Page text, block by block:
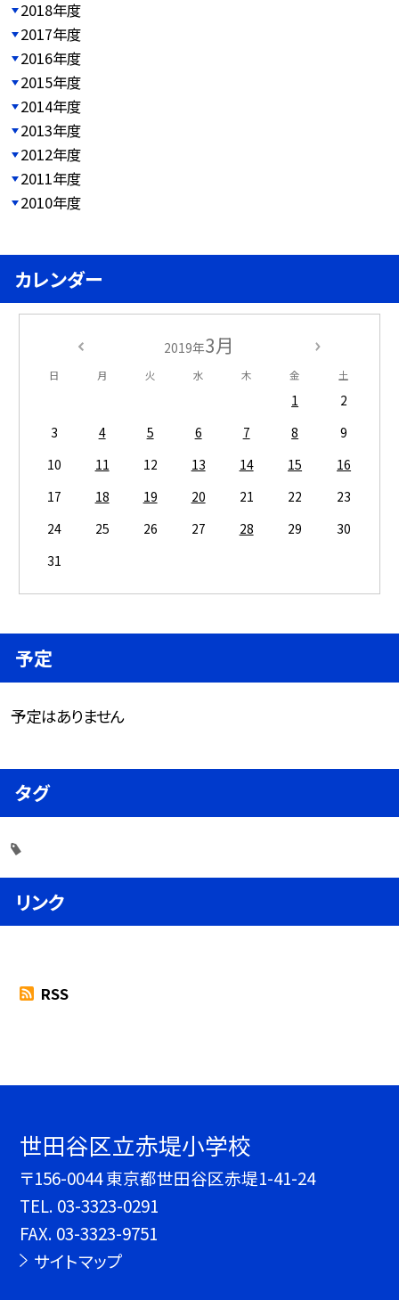
2018年度
2017年度
2016年度
2015年度
2014年度
2013年度
2012年度
2011年度
2010年度
カレンダー
2019年3月
日 月 火 水 木 金 土
1
2
3
4 5 6 7 8
9
10
11 12 13 14 15
16
17
18 19 20 21 22
23
24
25 26 27 28 29
30
31
予定
予定はありません
タグ
リンク
RSS
世田谷区立赤堤小学校
〒156-0044 東京都世田谷区赤堤1-41-24
TEL. 03-3323-0291
FAX. 03-3323-9751
サイトマップ